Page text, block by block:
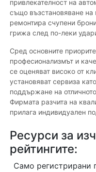
привлекателност на
също възстановяване
ремонтира счупени
грижа след по-леки
Сред основните
професионализмът и
се оценяват високо от
установяват сервиза
поддържане на
Фирмата разчита на
прилага индивидуален
Ресурси за
рейтингите:
Само регистрирани